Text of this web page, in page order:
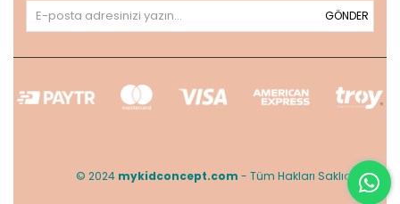
GÖNDER
© 2024 mykidconcept.com - Tüm Hakları Saklıdır.